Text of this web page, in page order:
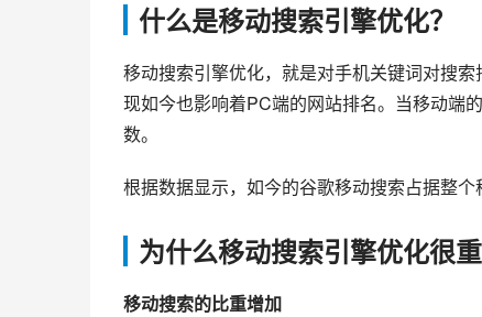
什么是移动搜索引擎优化？
移动搜索引擎优化，就是对手机关键词对搜
现如今也影响着PC端的网站排名。当移动端
数。
根据数据显示，如今的谷歌移动搜索占据整个
为什么移动搜索引擎优化很重
移动搜索的比重增加